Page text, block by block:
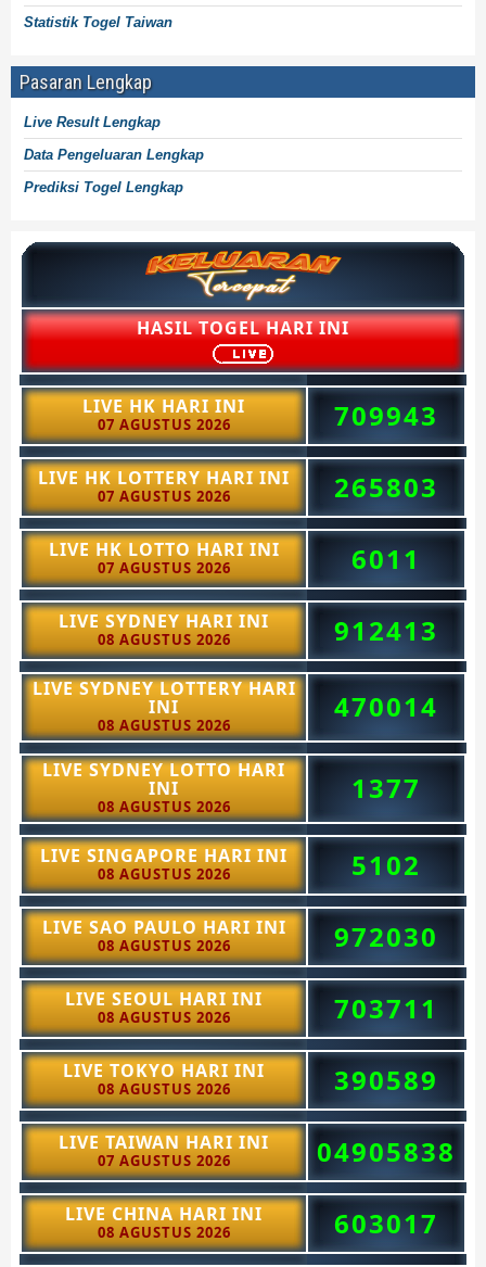
Statistik Togel Taiwan
Pasaran Lengkap
Live Result Lengkap
Data Pengeluaran Lengkap
Prediksi Togel Lengkap